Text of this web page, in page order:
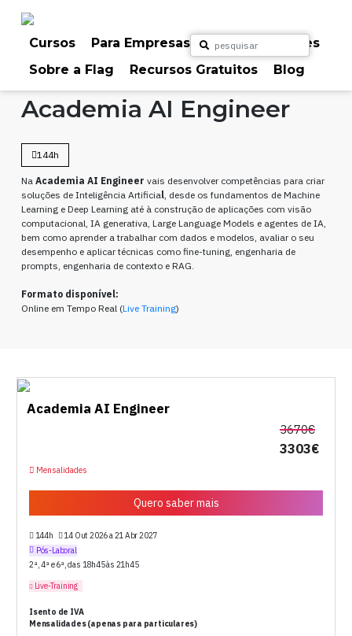
Cursos Para Empresas
Para Particulares
Sobre a Flag
Recursos Gratuitos Blog
Home Cursos Programação
Academia AI Engineer
144h
Na Academia AI Engineer vais desenvolver competências para criar
soluções de Inteligência Artificial, desde os fundamentos de Machine
Learning e Deep Learning até à construção de aplicações com visão
computacional, IA generativa, Large Language Models e agentes de IA,
bem como aprender a trabalhar com dados e modelos, avaliar o seu
desempenho e aplicar técnicas como fine-tuning, engenharia de
prompts, engenharia de contexto e RAG.
Formato disponível:
Online em Tempo Real (Live Training)
Academia AI Engineer
3670€
3303€
Mensalidades
Quero saber mais
144h
14 Out 2026 a 21 Abr 2027
Pós-Laboral
2ª, 4ª e 6ª, das 18h45 às 21h45
Live-Training
Isento de IVA
Mensalidades (apenas para particulares)